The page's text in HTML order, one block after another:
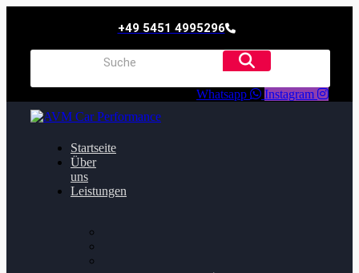
+49 5451 4995296
Whatsapp Instagram
Startseite
Über
uns
Leistungen